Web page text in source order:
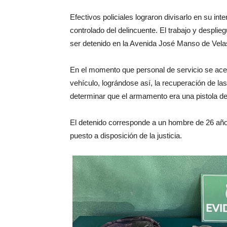
Efectivos policiales lograron divisarlo en su
controlado del delincuente. El trabajo y
ser detenido en la Avenida José Manso de
En el momento que personal de servicio se
vehículo, lográndose así, la recuperación de
determinar que el armamento era una pistola
El detenido corresponde a un hombre de 26
puesto a disposición de la justicia.